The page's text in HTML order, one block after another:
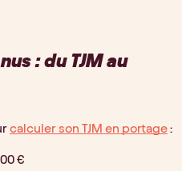
: du TJM au
calculer son TJM en portage :
€